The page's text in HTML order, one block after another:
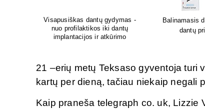
Sėdėk geriau. Jauskis geriau
Lion's mane
21 –erių metų Teksaso gyventoja turi
kartų per dieną, tačiau niekaip negali
Kaip praneša telegraph co. uk, Lizzie